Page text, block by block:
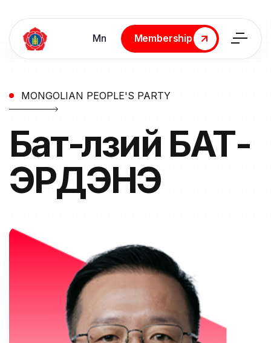
Мn
Membership
Membership
MONGOLIAN PEOPLE'S PARTY
Бат-Өлзий БАТ-
ЭРДЭНЭ